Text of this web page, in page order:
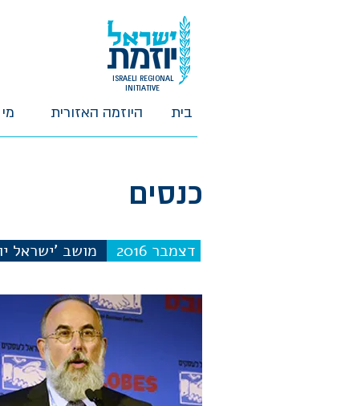
ISRAELI REGIONAL
INITIATIVE
היוזמה האזורית בית
כנסים
דצמבר 2016 מושב 'ישראל